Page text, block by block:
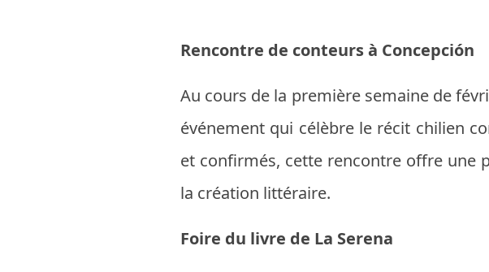
Rencontre de conteurs à Concepción
Au cours de la première semaine de
événement qui célèbre le récit chilien
et confirmés, cette rencontre offre une
la création littéraire.
Foire du livre de La Serena